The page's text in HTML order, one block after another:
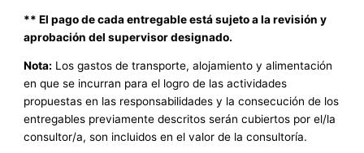
** El pago de cada entregable está sujeto a la revisión y
aprobación del supervisor designado.
Nota: Los gastos de transporte, alojamiento y alimentación
en que se incurran para el logro de las actividades
propuestas en las responsabilidades y la consecución de los
entregables previamente descritos serán cubiertos por el/la
consultor/a, son incluidos en el valor de la consultoría.